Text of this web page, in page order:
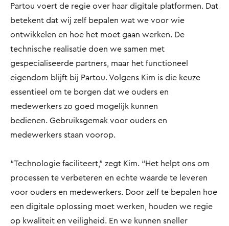
Partou voert de regie over haar digitale platformen. Dat
betekent dat wij zelf bepalen wat we voor wie
ontwikkelen en hoe het moet gaan werken. De
technische realisatie doen we samen met
gespecialiseerde partners, maar het functioneel
eigendom blijft bij Partou. Volgens Kim is die keuze
essentieel om te borgen dat we ouders en
medewerkers zo goed mogelijk kunnen
bedienen. Gebruiksgemak voor ouders en
medewerkers staan voorop.
“Technologie faciliteert,” zegt Kim. “Het helpt ons om
processen te verbeteren en echte waarde te leveren
voor ouders en medewerkers. Door zelf te bepalen hoe
een digitale oplossing moet werken, houden we regie
op kwaliteit en veiligheid. En we kunnen sneller